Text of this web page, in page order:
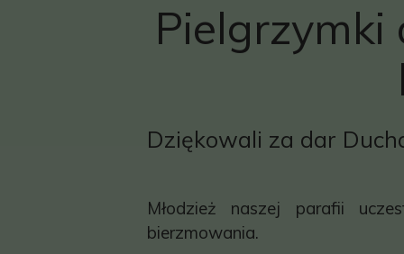
Pielgrzymki
Dziękowali za dar
Młodzież naszej parafii
bierzmowania.